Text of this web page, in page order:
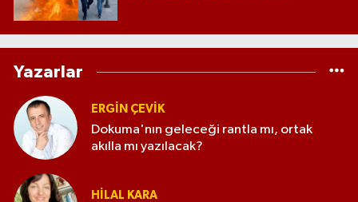
Yazarlar
ERGIN ÇEVİK
Dokuma'nın geleceği rantla mı, ortak
akılla mı yazılacak?
HILAL KARA